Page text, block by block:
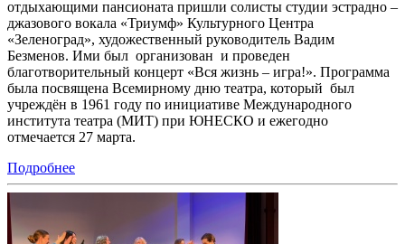
отдыхающими пансионата пришли солисты студии эстрадно –
джазового вокала «Триумф» Культурного Центра
«Зеленоград», художественный руководитель Вадим
Безменов. Ими был организован и проведен
благотворительный концерт «Вся жизнь – игра!». Программа
была посвящена Всемирному дню театра, который был
учреждён в 1961 году по инициативе Международного
института театра (МИТ) при ЮНЕСКО и ежегодно
отмечается 27 марта.
Подробнее